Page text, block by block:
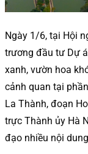
Ngày 1/6, tại Hội
trương đầu tư Dự
xanh, vườn hoa
cảnh quan tại
La Thành, đoạn
trực Thành ủy Hà
đạo nhiều nội